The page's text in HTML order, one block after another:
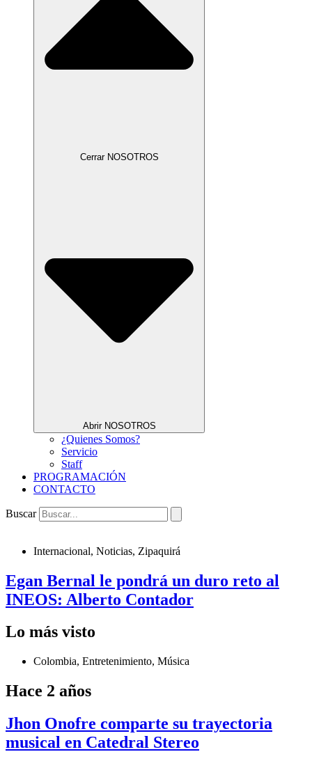
Cerrar NOSOTROS
Abrir NOSOTROS
¿Quienes Somos?
Servicio
Staff
PROGRAMACIÓN
CONTACTO
Buscar
Internacional, Noticias, Zipaquirá
Egan Bernal le pondrá un duro reto al
INEOS: Alberto Contador
Lo más visto
Colombia, Entretenimiento, Música
Hace 2 años
Jhon Onofre comparte su trayectoria
musical en Catedral Stereo